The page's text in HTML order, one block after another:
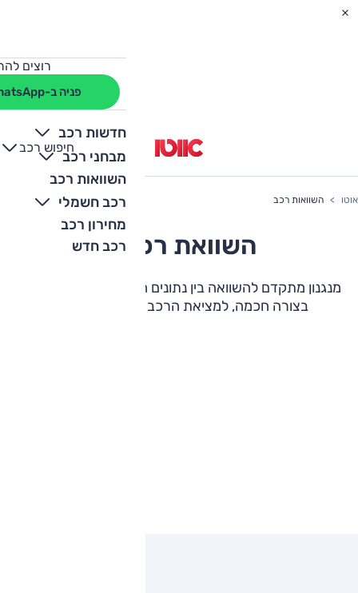
רוצים
פניה ב-WhatsApp
חדשות רכב
מבחני רכב
השוואות רכב
רכב חשמלי
מחירון רכב
רכב חדש
חיפוש רכב
+
-
אוטו השוואות רכב
השוואת רכבים
מנגנון מתקדם להשוואה בין נתונים חשובים, יתרונות ואבזור
בצורה חכמה, למציאת הרכב המושלם עבורכם